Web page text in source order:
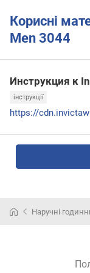
Корисні
Men 3044
Инструкция к
інструкції
Наручні